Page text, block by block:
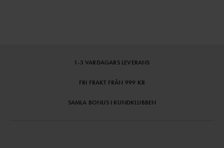
1-3 VARDAGARS LEVERANS
FRI FRAKT FRÅN 999 KR
SAMLA BONUS I KUNDKLUBBEN